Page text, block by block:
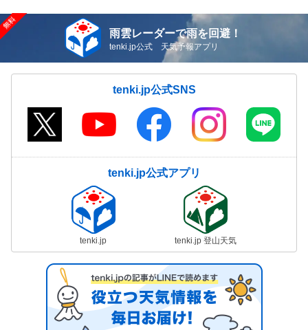
雨雲レーダーで雨を回避！
tenki.jp公式 天気予報アプリ
tenki.jp公式SNS
tenki.jp公式アプリ
tenki.jp tenki.jp 登山天気